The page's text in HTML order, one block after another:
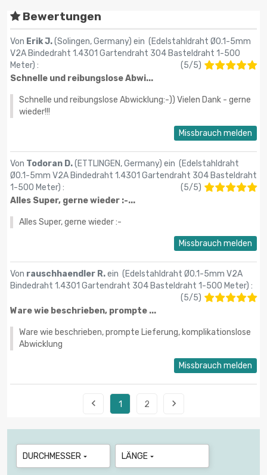
Bewertungen
Von Erik J.(Solingen, Germany) ein (Edelstahldraht Ø0.1-5mm
V2A Bindedraht 1.4301 Gartendraht 304 Basteldraht 1-500
Meter) : (5/5)
Schnelle und reibungslose Abwi...
Schnelle und reibungslose Abwicklung:-)) Vielen Dank - gerne
wieder!!!
Missbrauch melden
Von Todoran D.(ETTLINGEN, Germany) ein (Edelstahldraht
Ø0.1-5mm V2A Bindedraht 1.4301 Gartendraht 304 Basteldraht
1-500 Meter) : (5/5)
Alles Super, gerne wieder :-...
Alles Super, gerne wieder :-
Missbrauch melden
Von rauschhaendler R.ein (Edelstahldraht Ø0.1-5mm V2A
Bindedraht 1.4301 Gartendraht 304 Basteldraht 1-500 Meter) :
(5/5)
Ware wie beschrieben, prompte ...
Ware wie beschrieben, prompte Lieferung, komplikationslose
Abwicklung
Missbrauch melden
 1 2 
DURCHMESSER  LÄNGE 